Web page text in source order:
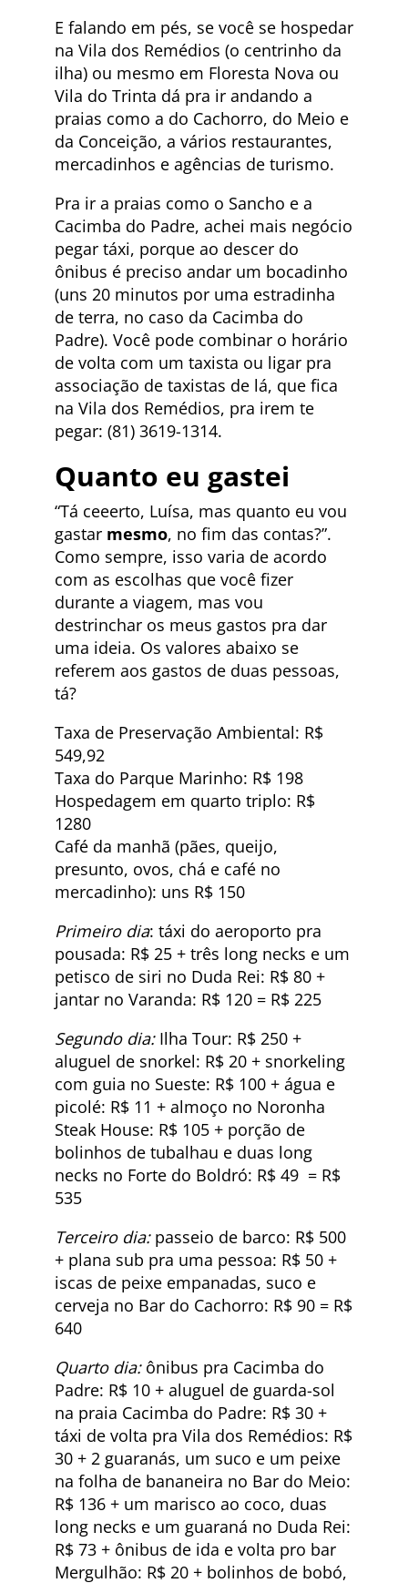
E falando em pés, se você se hospedar
na Vila dos Remédios (o centrinho da
ilha) ou mesmo em Floresta Nova ou
Vila do Trinta dá pra ir andando a
praias como a do Cachorro, do Meio e
da Conceição, a vários restaurantes,
mercadinhos e agências de turismo.
Pra ir a praias como o Sancho e a
Cacimba do Padre, achei mais negócio
pegar táxi, porque ao descer do
ônibus é preciso andar um bocadinho
(uns 20 minutos por uma estradinha
de terra, no caso da Cacimba do
Padre). Você pode combinar o horário
de volta com um taxista ou ligar pra
associação de taxistas de lá, que fica
na Vila dos Remédios, pra irem te
pegar: (81) 3619-1314.
Quanto eu gastei
“Tá ceeerto, Luísa, mas quanto eu vou
gastar mesmo, no fim das contas?”.
Como sempre, isso varia de acordo
com as escolhas que você fizer
durante a viagem, mas vou
destrinchar os meus gastos pra dar
uma ideia. Os valores abaixo se
referem aos gastos de duas pessoas,
tá?
Taxa de Preservação Ambiental: R$
549,92
Taxa do Parque Marinho: R$ 198
Hospedagem em quarto triplo: R$
1280
Café da manhã (pães, queijo,
presunto, ovos, chá e café no
mercadinho): uns R$ 150
Primeiro dia: táxi do aeroporto pra
pousada: R$ 25 + três long necks e um
petisco de siri no Duda Rei: R$ 80 +
jantar no Varanda: R$ 120 = R$ 225
Segundo dia:Ilha Tour: R$ 250 +
aluguel de snorkel: R$ 20 + snorkeling
com guia no Sueste: R$ 100 + água e
picolé: R$ 11 + almoço no Noronha
Steak House: R$ 105 + porção de
bolinhos de tubalhau e duas long
necks no Forte do Boldró: R$ 49 = R$
535
Terceiro dia:passeio de barco: R$ 500
+ plana sub pra uma pessoa: R$ 50 +
iscas de peixe empanadas, suco e
cerveja no Bar do Cachorro: R$ 90 = R$
640
Quarto dia:ônibus pra Cacimba do
Padre: R$ 10 + aluguel de guarda-sol
na praia Cacimba do Padre: R$ 30 +
táxi de volta pra Vila dos Remédios: R$
30 + 2 guaranás, um suco e um peixe
na folha de bananeira no Bar do Meio:
R$ 136 + um marisco ao coco, duas
long necks e um guaraná no Duda Rei:
R$ 73 + ônibus de ida e volta pro bar
Mergulhão: R$ 20 + bolinhos de bobó,